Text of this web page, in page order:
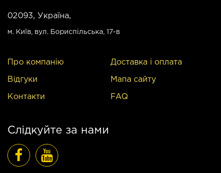
02093, Україна,
м. Київ , вул. Бориспільська, 17-в
Про компанію
Відгуки
Контакти
Доставка і оплата
Мапа сайту
FAQ
Слідкуйте за нами